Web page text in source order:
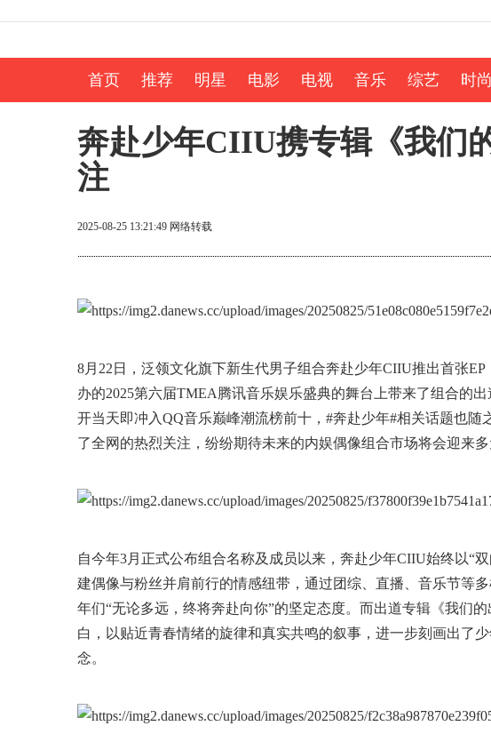
首页 推荐 明星 电影 电视 音乐 综艺 时尚
奔赴少年CIIU携专辑《我们
注
2025-08-25 13:21:49 网络转载
8月22日，泛领文化旗下新生代男子组合奔赴少年CIIU推出首张
办的2025第六届TMEA腾讯音乐娱乐盛典的舞台上带来了组合的
开当天即冲入QQ音乐巅峰潮流榜前十，#奔赴少年#相关话题也
了全网的热烈关注，纷纷期待未来的内娱偶像组合市场将会迎来多
自今年3月正式公布组合名称及成员以来，奔赴少年CIIU始终以“
建偶像与粉丝并肩前行的情感纽带，通过团综、直播、音乐节等
年们“无论多远，终将奔赴向你”的坚定态度。而出道专辑《我们
白，以贴近青春情绪的旋律和真实共鸣的叙事，进一步刻画出了
念。